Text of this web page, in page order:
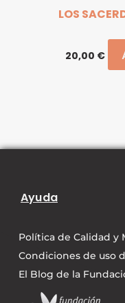
LOS
20,00 €
Ayuda
Política de Calidad y
Condiciones de uso
El Blog de la